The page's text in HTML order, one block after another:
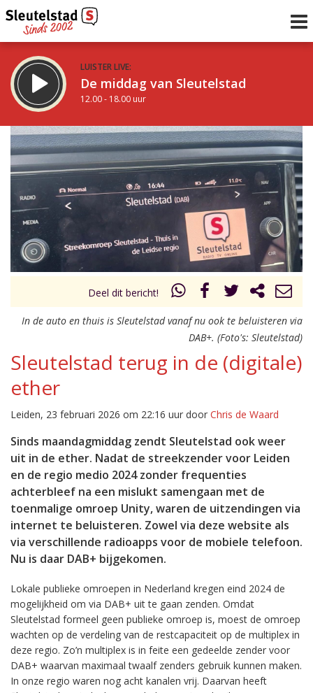
LUISTER LIVE:
De middag van Sleutelstad
12.00 - 18.00 uur
STRAKS:
De avond van Sleutelstad
18.00 - 19.00 uur
Vorig uur
uur 1 van 0 Volgend uur
Deel dit bericht!
In de auto en thuis is Sleutelstad vanaf nu ook te beluisteren via
DAB+. (Foto's: Sleutelstad)
Sleutelstad terug in de (digitale)
ether
Leiden, 23 februari 2026 om 22:16 uur door Chris de Waard
Sinds maandagmiddag zendt Sleutelstad ook weer
uit in de ether. Nadat de streekzender voor Leiden
en de regio medio 2024 zonder frequenties
achterbleef na een mislukt samengaan met de
toenmalige omroep Unity, waren de uitzendingen via
internet te beluisteren. Zowel via deze website als
via verschillende radioapps voor de mobiele telefoon.
Nu is daar DAB+ bijgekomen.
Lokale publieke omroepen in Nederland kregen eind 2024 de
mogelijkheid om via DAB+ uit te gaan zenden. Omdat
Sleutelstad formeel geen publieke omroep is, moest de omroep
wachten op de verdeling van de restcapaciteit op de multiplex in
deze regio. Zo’n multiplex is in feite een gedeelde zender voor
DAB+ waarvan maximaal twaalf zenders gebruik kunnen maken.
In onze regio waren nog acht kanalen vrij. Daarvan heeft